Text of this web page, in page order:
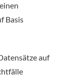
Basis
auf